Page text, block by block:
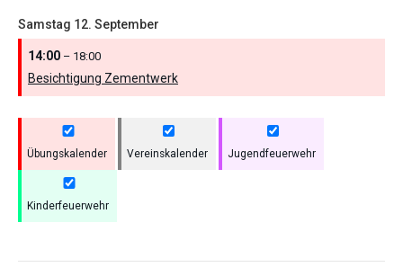
Samstag 12. September
14:00 – 18:00
Besichtigung Zementwerk
Übungskalender Vereinskalender Jugendfeuerwehr
Kinderfeuerwehr